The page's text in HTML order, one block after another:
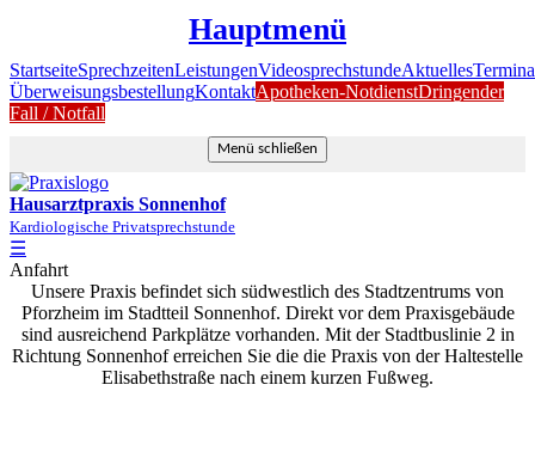
Hauptmenü
StartseiteSprechzeitenLeistungenVideosprechstundeAktuelles
ÜberweisungsbestellungKontaktApotheken-NotdienstDringender
Fall / Notfall
Menü schließen
Hausarztpraxis Sonnenhof
Kardiologische Privatsprechstunde
☰
Anfahrt
Unsere Praxis befindet sich südwestlich des Stadtzentrums von
Pforzheim im Stadtteil Sonnenhof. Direkt vor dem Praxisgebäude
sind ausreichend Parkplätze vorhanden. Mit der Stadtbuslinie 2 in
Richtung Sonnenhof erreichen Sie die die Praxis von der Haltestelle
Elisabethstraße nach einem kurzen Fußweg.